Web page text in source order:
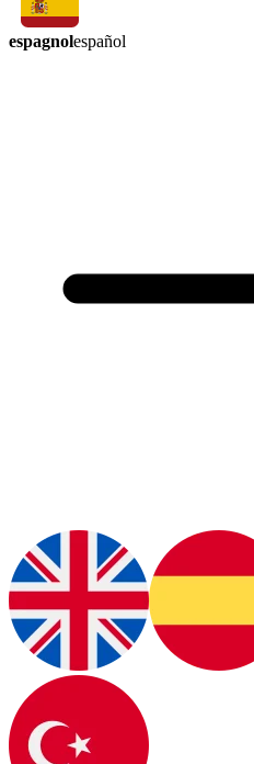
espagnolespañol